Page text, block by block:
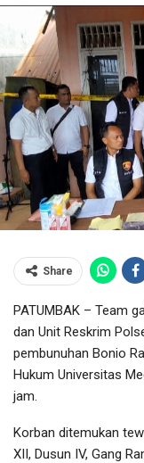
Share
PATUMBAK – Team
dan Unit Reskrim
pembunuhan Bonio
Hukum Universitas
jam.
Korban ditemukan
XII, Dusun IV, Gang